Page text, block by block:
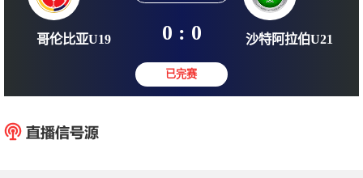
2026-06-03 00:30:00
0 : 0